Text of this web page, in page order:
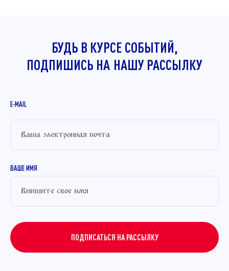
БУДЬ В КУРСЕ СОБЫТИЙ,
ПОДПИШИСЬ НА НАШУ РАССЫЛКУ
E-MAIL
ВАШЕ ИМЯ
ПОДПИСАТЬСЯ НА РАССЫЛКУ